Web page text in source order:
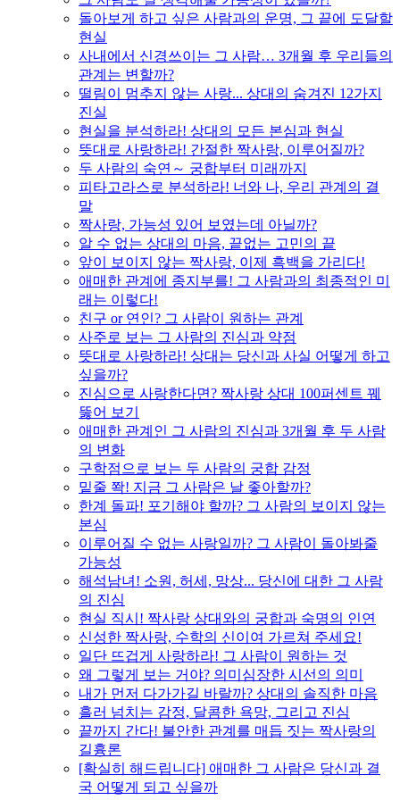
돌아보게 하고 싶은 사람과의 운명, 그 끝에 도달할
현실
사내에서 신경쓰이는 그 사람… 3개월 후 우리들의
관계는 변할까?
떨림이 멈추지 않는 사랑... 상대의 숨겨진 12가지
진실
현실을 분석하라! 상대의 모든 본심과 현실
뜻대로 사랑하라! 간절한 짝사랑, 이루어질까?
두 사람의 숙연～ 궁합부터 미래까지
피타고라스로 분석하라! 너와 나, 우리 관계의 결
말
짝사랑, 가능성 있어 보였는데 아닐까?
알 수 없는 상대의 마음, 끝없는 고민의 끝
앞이 보이지 않는 짝사랑, 이제 흑백을 가리다!
애매한 관계에 종지부를! 그 사람과의 최종적인 미
래는 이렇다!
친구 or 연인? 그 사람이 원하는 관계
사주로 보는 그 사람의 진심과 약점
뜻대로 사랑하라! 상대는 당신과 사실 어떻게 하고
싶을까?
진심으로 사랑한다면? 짝사랑 상대 100퍼센트 꿰
뚫어 보기
애매한 관계인 그 사람의 진심과 3개월 후 두 사람
의 변화
구학점으로 보는 두 사람의 궁합 감정
밑줄 쫙! 지금 그 사람은 날 좋아할까?
한계 돌파! 포기해야 할까? 그 사람의 보이지 않는
본심
이루어질 수 없는 사랑일까? 그 사람이 돌아봐줄
가능성
해석남녀! 소원, 허세, 망상... 당신에 대한 그 사람
의 진심
현실 직시! 짝사랑 상대와의 궁합과 숙명의 인연
신성한 짝사랑, 수학의 신이여 가르쳐 주세요!
일단 뜨겁게 사랑하라! 그 사람이 원하는 것
왜 그렇게 보는 거야? 의미심장한 시선의 의미
내가 먼저 다가가길 바랄까? 상대의 솔직한 마음
흘러 넘치는 감정, 달콤한 욕망, 그리고 진심
끝까지 간다! 불안한 관계를 매듭 짓는 짝사랑의
길흉론
[확실히 해드립니다] 애매한 그 사람은 당신과 결
국 어떻게 되고 싶을까